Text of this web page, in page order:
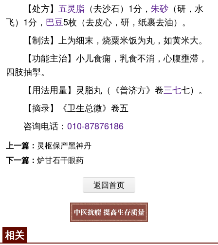
【处方】 五灵脂 （去沙石）1分， 朱砂 （研，水
飞）1分， 巴豆5枚（去皮心，研，纸裹去油）。
【制法】上为细末，烧粟米饭为丸，如黄米大。
【功能主治】小儿食痫，乳食不消，心腹壅滞，
四肢抽掣。
【用法用量】灵脂丸（《普济方》卷三七七）。
【摘录】《卫生总微》卷五
咨询电话： 010-87876186
上一篇： 灵枢保产黑神丹
下一篇： 炉甘石干眼药
返回首页
相关